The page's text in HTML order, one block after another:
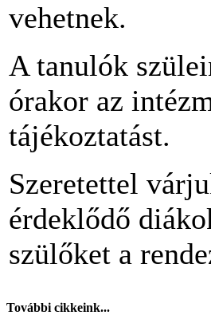
vehetnek.
A tanulók
órakor az
tájékoztatást.
Szeretettel
érdeklődő
szülőket a
További cikkeink...